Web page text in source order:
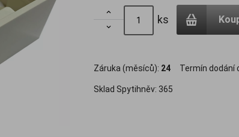


ks
Záruka (měsíců): 24 Termín dodání
Sklad Spytihněv: 365